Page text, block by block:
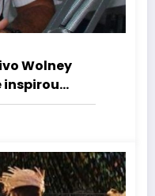
Wolney
inspirou